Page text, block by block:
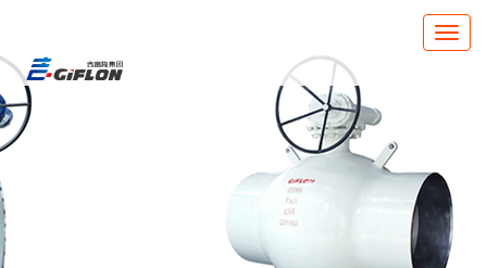
Toggle